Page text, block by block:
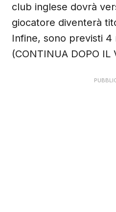
club inglese dovrà
giocatore diventerà
Infine, sono previsti 4
(CONTINUA DOPO IL